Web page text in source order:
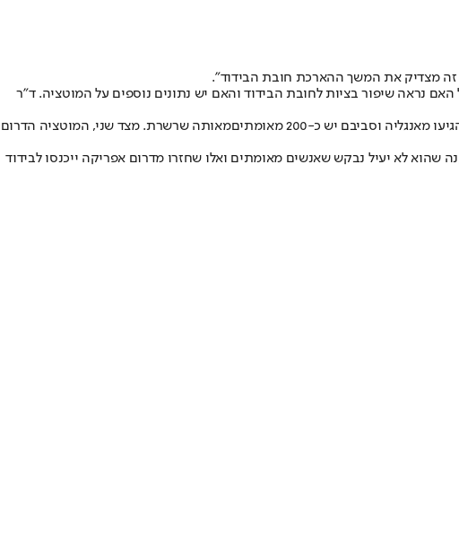
זה מצדיק את המשך ההארכת חובת הבידוד".
נראה שיפור בציות לחובת הבידוד והאם יש נתונים נוספים על המוטציה. ד"ר
מאותה שרשרת. מצד שני, המוטציה הדרום
שהוא לא יעיל נבקש שאנשים מאומתים ואלו שחזרו מדרום אפריקה ייכנסו לבידוד